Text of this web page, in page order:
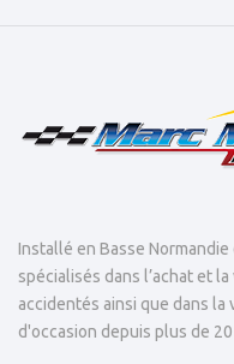
Installé en Basse
spécialisés dans l’achat et
accidentés ainsi que dans
d'occasion depuis plus de 20